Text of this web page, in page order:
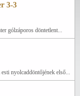
3-3
gólzáporos döntetlent...
nyolcaddöntőjének első...